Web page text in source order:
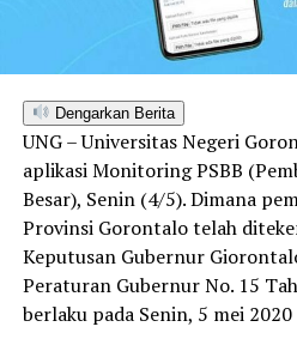
Dengarkan Berita
UNG – Universitas Negeri
aplikasi Monitoring PSBB
Besar), Senin (4/5). Dimana
Provinsi Gorontalo telah
Keputusan Gubernur
Peraturan Gubernur No. 15
berlaku pada Senin, 5 mei 2020